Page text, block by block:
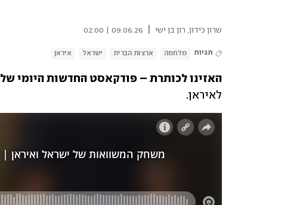
שרון כידון רון בן ישי 09.06.26 | 02:00
תגיות מלחמה ארצות הברית ישראל איראן
האזינו לכותרת – פודקאסט החדשות היומי של ynet
לאיראן.